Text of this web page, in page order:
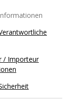
/ Importeur